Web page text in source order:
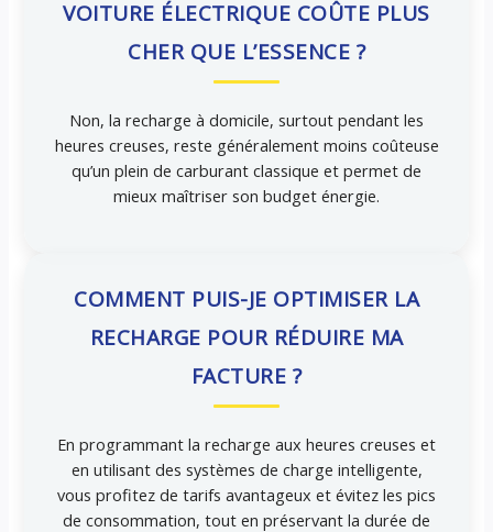
VOITURE ÉLECTRIQUE COÛTE PLUS
CHER QUE L’ESSENCE ?
Non, la recharge à domicile, surtout pendant les
heures creuses, reste généralement moins coûteuse
qu’un plein de carburant classique et permet de
mieux maîtriser son budget énergie.
COMMENT PUIS-JE OPTIMISER LA
RECHARGE POUR RÉDUIRE MA
FACTURE ?
En programmant la recharge aux heures creuses et
en utilisant des systèmes de charge intelligente,
vous profitez de tarifs avantageux et évitez les pics
de consommation, tout en préservant la durée de